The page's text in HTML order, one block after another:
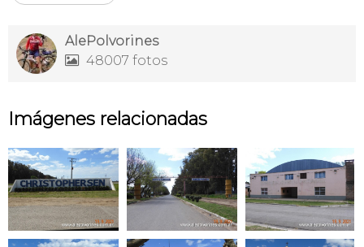
AlePolvorines
 48007 fotos
Imágenes relacionadas